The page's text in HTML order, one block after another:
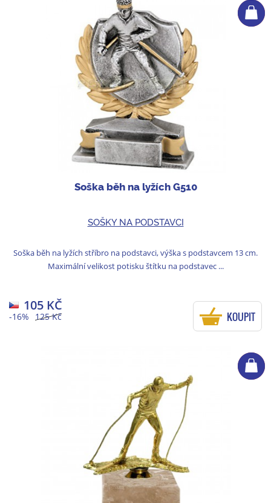
Soška běh na lyžích G510
SOŠKY NA PODSTAVCI
Soška běh na lyžích stříbro na podstavci, výška s podstavcem 13 cm.
Maximální velikost potisku štítku na podstavec ...
125 Kč
-16%
105 KČ
KOUPIT